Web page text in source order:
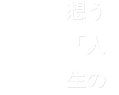
想う
「人
生の